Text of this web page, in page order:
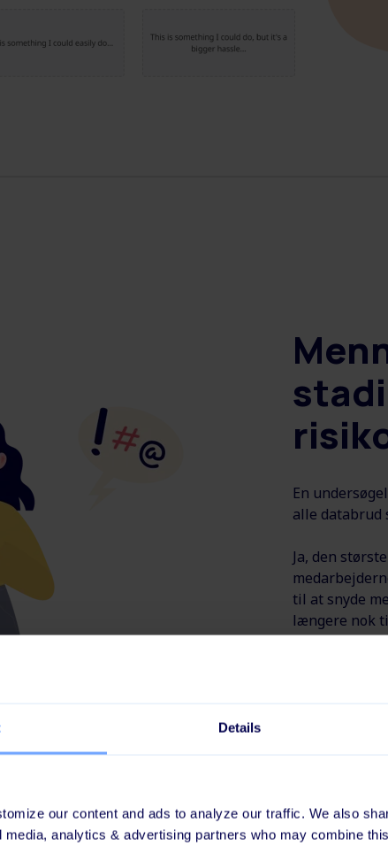
Details
our content and ads to analyze our traffic. We also
media, analytics & advertising partners who may combine
En
alle databrud
Ja, den
til at snyde
længere nok
Dine
sikrer, at de